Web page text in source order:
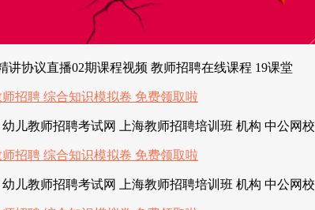
讲协议直播02期课程视频 教师招聘在线课程 19课堂
幼儿教师招聘考试网 上海教师招聘培训班 机构 中公网校
幼儿教师招聘考试网 上海教师招聘培训班 机构 中公网校